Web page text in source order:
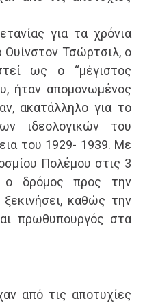
για τα χρόνια
Ουίνστον Τσώρτσιλ, ο
ως ο “μέγιστος
ήταν απομονωμένος
ακατάλληλο για το
ιδεολογικών του
του 1929- 1939. Με
Πολέμου στις 3
ο δρόμος προς την
καθώς την
πρωθυπουργός στα
από τις αποτυχίες